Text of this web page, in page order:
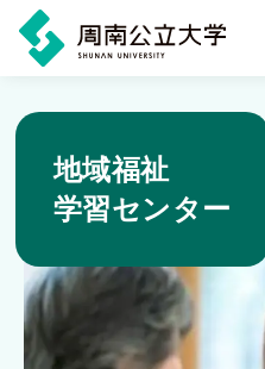
イ
ン
地域福祉
学習センター